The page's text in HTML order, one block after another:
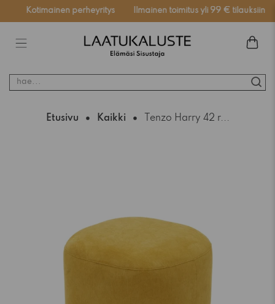
Kotimainen perheyritys Ilmainen toimitus yli 99 € tilauksiin
hae...
Etusivu Kaikki Tenzo Harry 42 r...